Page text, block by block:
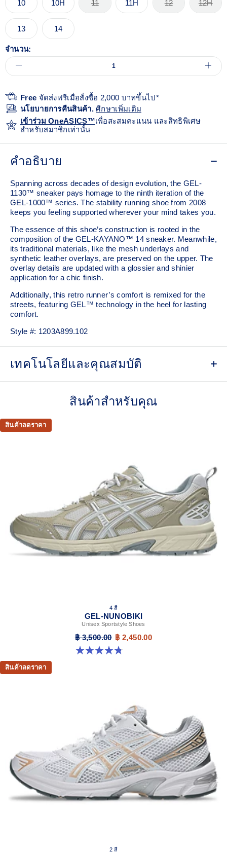
10 10H 11 11H 12 12H
13 14
จำนวน:
Free จัดส่งฟรีเมื่อสั่งซื้อ 2,000 บาทขึ้นไป*
นโยบายการคืนสินค้า.ศีกษาเพิ่มเติม
เข้าร่วม OneASICS™เพื่อสะสมคะแนน และสิทธิพิเศษ
สำหรับสมาชิกเท่านั้น
คำอธิบาย
Spanning across decades of design evolution, the GEL-
1130™ sneaker pays homage to the ninth iteration of the
GEL-1000™ series. The stability running shoe from 2008
keeps you feeling supported wherever your mind takes you.
The essence of this shoe’s construction is rooted in the
composition of the GEL-KAYANO™ 14 sneaker. Meanwhile,
its traditional materials, like the mesh underlays and
synthetic leather overlays, are preserved on the upper. The
overlay details are updated with a glossier and shinier
application for a chic finish.
Additionally, this retro runner’s comfort is remixed for the
streets, featuring GEL™ technology in the heel for lasting
comfort.
Style #: 1203A899.102
เทคโนโลยีและคุณสมบัติ
Originally part of the GEL-1000™ series, this shoe is
breathable mesh underlays.
This shoe preserves the TRUSSTIC™ support system
that helped runners of the late 2000s improve their
The sockliner is produced with the solution dyeing
process that reduces water usage by approximately
33% and carbon emissions by approximately 45%
compared to the conventional dyeing technology.
สินค้าสำหรับคุณ
สินค้าลดราคา
4 สี
GEL-NUNOBIKI
Unisex Sportstyle Shoes
฿ 3,500.00 ฿ 2,450.00
4.8 จาก 5 ดาว 179 รีวิว
สินค้าลดราคา
2 สี